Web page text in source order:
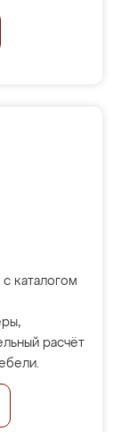
каталогом
расчёт